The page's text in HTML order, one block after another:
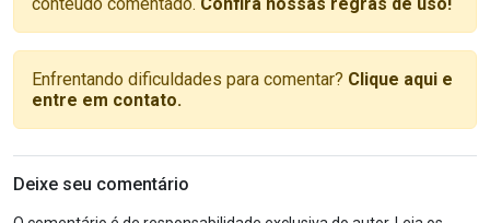
Enfrentando dificuldades para comentar? Clique aqui e
entre em contato.
Deixe seu comentário